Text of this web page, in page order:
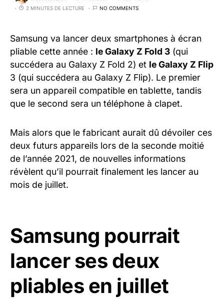
2 MINUTES DE LECTURE
NO COMMENTS
Samsung va lancer deux smartphones à écran
pliable cette année : le Galaxy Z Fold 3 (qui
succédera au Galaxy Z Fold 2) et le Galaxy Z Flip
3 (qui succédera au Galaxy Z Flip). Le premier
sera un appareil compatible en tablette, tandis
que le second sera un téléphone à clapet.
Mais alors que le fabricant aurait dû dévoiler ces
deux futurs appareils lors de la seconde moitié
de l’année 2021, de nouvelles informations
révèlent qu’il pourrait finalement les lancer au
mois de juillet.
Samsung pourrait
lancer ses deux
pliables en juillet